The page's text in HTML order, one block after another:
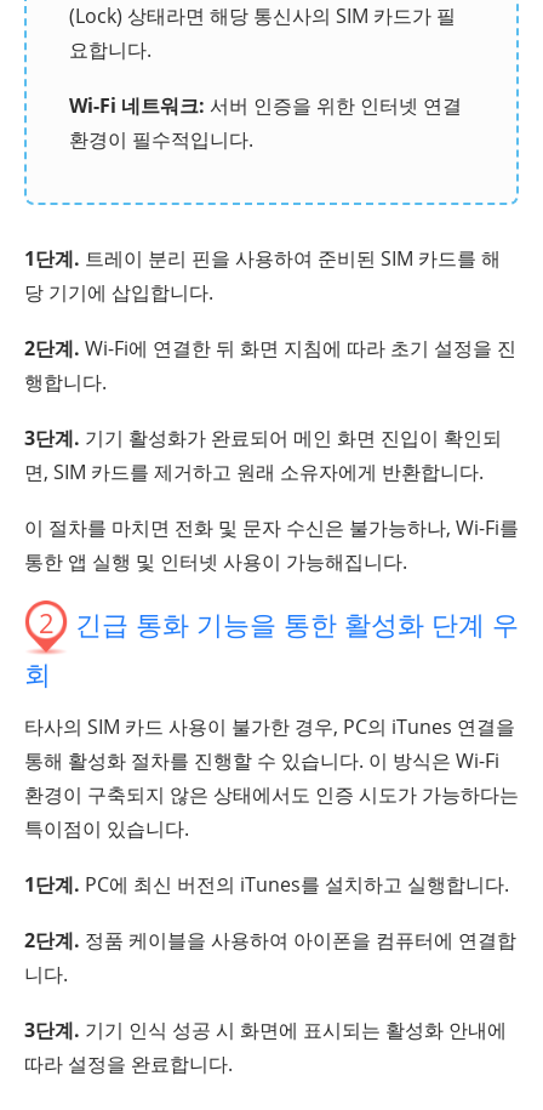
(Lock) 상태라면 해당 통신사의 SIM 카드가 필
요합니다.
Wi-Fi 네트워크: 서버 인증을 위한 인터넷 연결
환경이 필수적입니다.
1단계. 트레이 분리 핀을 사용하여 준비된 SIM 카드를 해
당 기기에 삽입합니다.
2단계. Wi-Fi에 연결한 뒤 화면 지침에 따라 초기 설정을 진
행합니다.
3단계. 기기 활성화가 완료되어 메인 화면 진입이 확인되
면, SIM 카드를 제거하고 원래 소유자에게 반환합니다.
이 절차를 마치면 전화 및 문자 수신은 불가능하나, Wi-Fi를
통한 앱 실행 및 인터넷 사용이 가능해집니다.
2
긴급 통화 기능을 통한 활성화 단계 우
회
타사의 SIM 카드 사용이 불가한 경우, PC의 iTunes 연결을
통해 활성화 절차를 진행할 수 있습니다. 이 방식은 Wi-Fi
환경이 구축되지 않은 상태에서도 인증 시도가 가능하다는
특이점이 있습니다.
1단계. PC에 최신 버전의 iTunes를 설치하고 실행합니다.
2단계. 정품 케이블을 사용하여 아이폰을 컴퓨터에 연결합
니다.
3단계. 기기 인식 성공 시 화면에 표시되는 활성화 안내에
따라 설정을 완료합니다.